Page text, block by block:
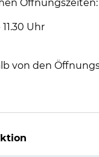
Öffnungszeiten:
Uhr
von den